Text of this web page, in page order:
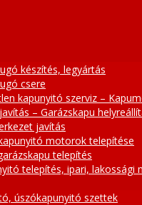
készítés, legyártás
csere
kapunyitó szerviz –
– Garázskapu
javítás
motorok telepítése
telepítés
telepítés, ipari, lakossági
úszókapunyitó szettek